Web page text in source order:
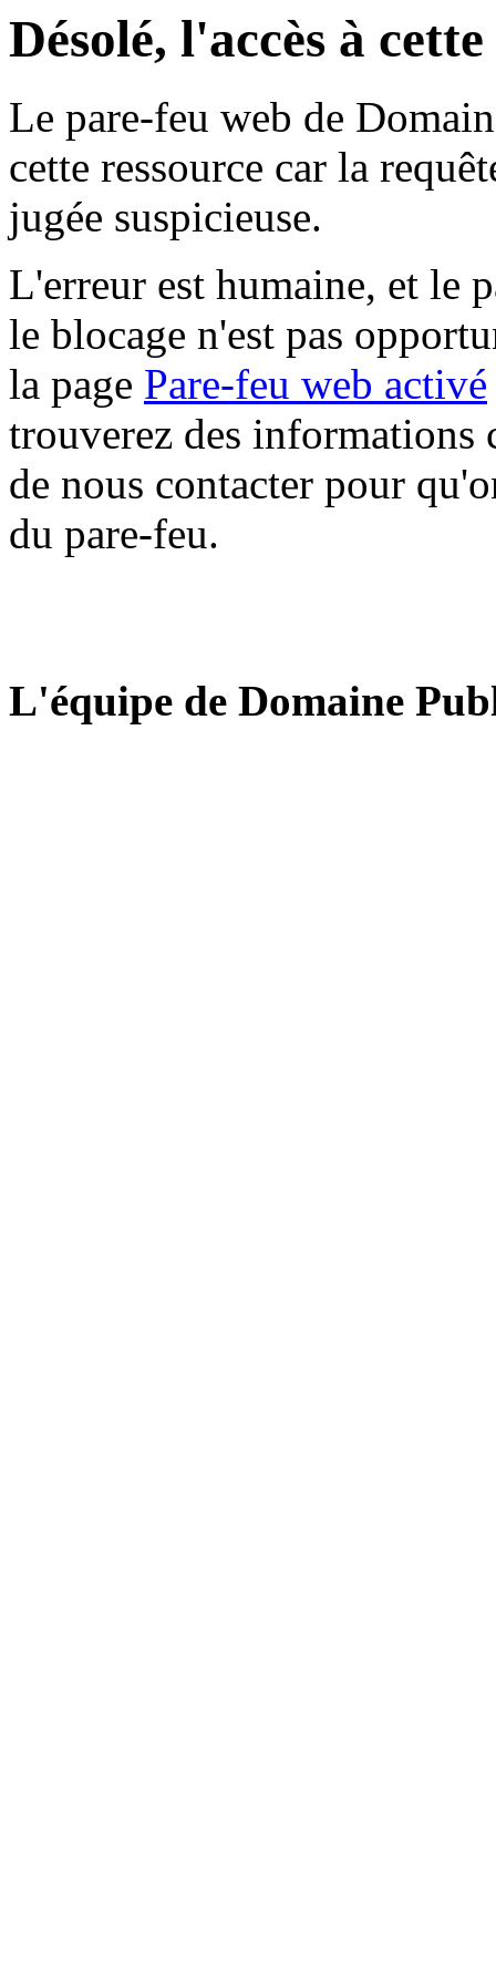
Désolé, l'accès à
Le pare-feu web de
cette ressource car la
jugée suspicieuse.
L'erreur est humaine, et le
le blocage n'est pas
la page Pare-feu web activé
trouverez des informations
de nous contacter pour
du pare-feu.
L'équipe de Domaine